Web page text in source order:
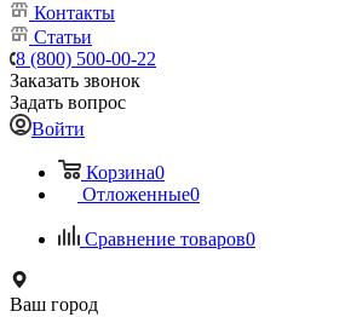
Контакты
Статьи
8 (800) 500-00-22
Заказать звонок
Задать вопрос
Войти
Корзина0
Отложенные0
Сравнение товаров0
Ваш город